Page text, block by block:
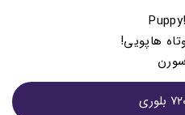
هاپویی!